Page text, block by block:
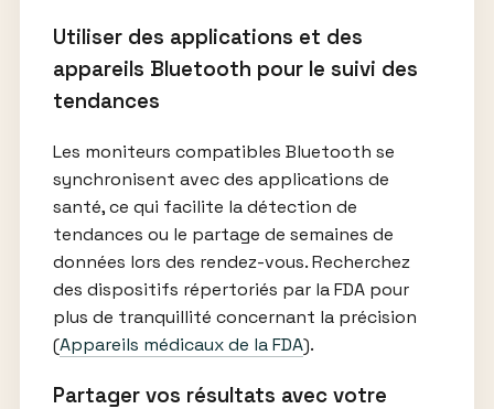
Utiliser des applications et des
appareils Bluetooth pour le suivi des
tendances
Les moniteurs compatibles Bluetooth se
synchronisent avec des applications de
santé, ce qui facilite la détection de
tendances ou le partage de semaines de
données lors des rendez-vous. Recherchez
des dispositifs répertoriés par la FDA pour
plus de tranquillité concernant la précision
(Appareils médicaux de la FDA).
Partager vos résultats avec votre